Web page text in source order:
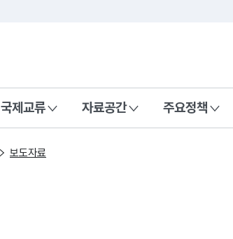
행복한 대한민국
국제교류 자료공간 주요정책
보도자료